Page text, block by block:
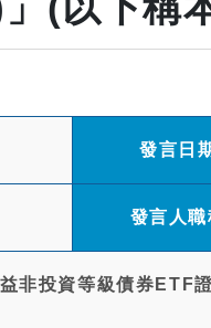
發言日
發言人職
非投資等級債券ETF